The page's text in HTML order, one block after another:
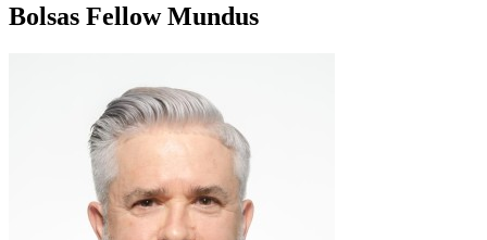
Bolsas Fellow Mundus